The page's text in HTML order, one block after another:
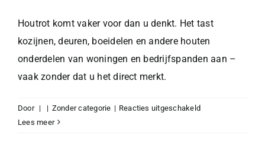
Houtrot komt vaker voor dan u denkt. Het tast
kozijnen, deuren, boeidelen en andere houten
onderdelen van woningen en bedrijfspanden aan –
vaak zonder dat u het direct merkt.
Door | | Zonder categorie | Reacties uitgeschakeldvoor
Lees meer